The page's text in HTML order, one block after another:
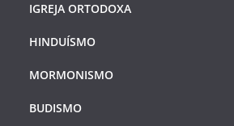
IGREJA ORTODOXA
HINDUÍSMO
MORMONISMO
BUDISMO